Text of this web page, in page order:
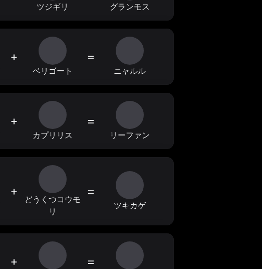
ツジギリ グランモス
+
ベリゴート
=
ニャルル
+
カプリリス
=
リーファン
+
どうくつコウモ
リ
=
ツキカゲ
+ =